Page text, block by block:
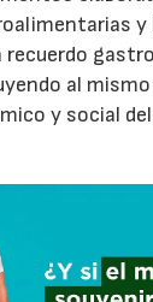
y
al
y social